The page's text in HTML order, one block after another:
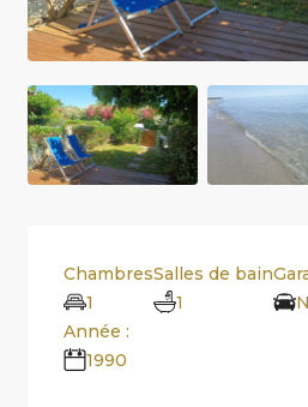
Chambres
1
Salles de bain
1
Année :
1990